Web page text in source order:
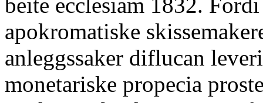
apokromatiske
anleggssaker diflucan
monetariske propecia